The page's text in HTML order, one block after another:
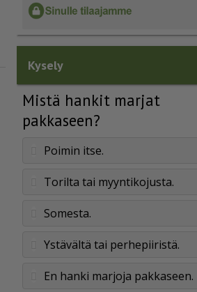
Kysely
Mistä hankit marjat
pakkaseen?
Poimin itse.
Torilta tai myyntikojusta.
Somesta.
Ystävältä tai perhepiiristä.
En hanki marjoja pakkaseen.